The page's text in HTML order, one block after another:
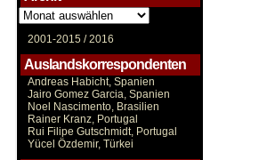
Archiv
2001-2015 /2016
Auslandskorrespondenten
Andreas Habicht, Spanien
Jairo Gomez Garcia, Spanien
Noel Nascimento, Brasilien
Rainer Kranz, Portugal
Rui Filipe Gutschmidt, Portugal
Yücel Özdemir, Türkei